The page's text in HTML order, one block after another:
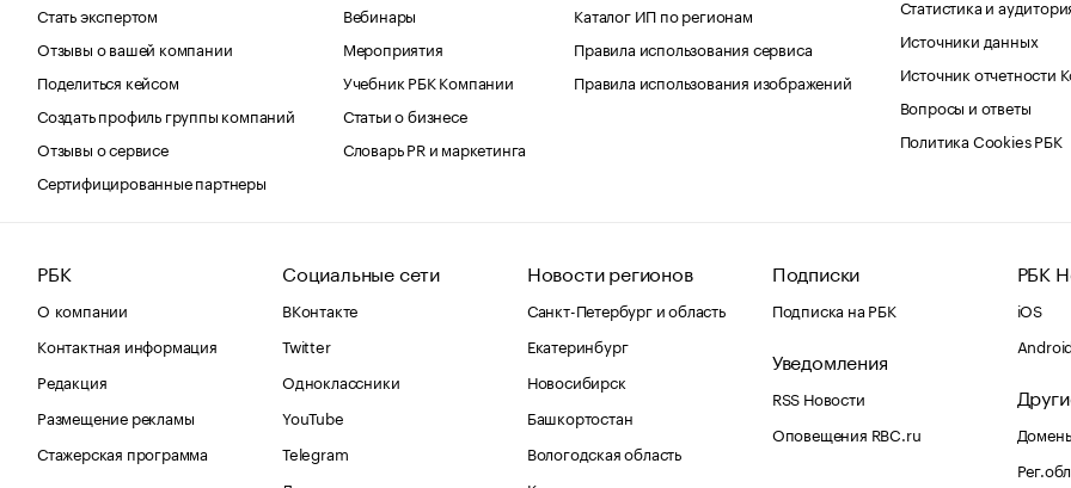
Стать экспертом
Отзывы о вашей компании
Поделиться кейсом
Создать профиль группы компаний
Отзывы о сервисе
Сертифицированные партнеры
Вебинары
Мероприятия
Учебник РБК Компании
Статьи о бизнесе
Словарь PR и маркетинга
Каталог ИП по регионам
Правила использования сервиса
Правила использования изображений
Статистика и
Источники данных
Источник отчетности
Вопросы и ответы
Политика Cookies РБК
РБК
О компании
Контактная информация
Редакция
Размещение рекламы
Стажерская программа
Социальные сети
ВКонтакте
Twitter
Одноклассники
YouTube
Telegram
Новости регионов
Санкт-Петербург и область
Екатеринбург
Новосибирск
Башкортостан
Вологодская область
Подписки
Подписка на РБК
Уведомления
RSS Новости
Оповещения RBC.ru
РБК
iOS